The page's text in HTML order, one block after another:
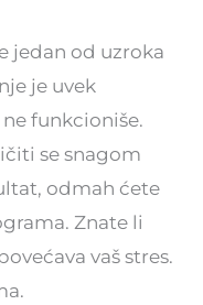
jedan od uzroka
je uvek
funkcioniše.
se snagom
odmah ćete
Znate li
vaš stres.